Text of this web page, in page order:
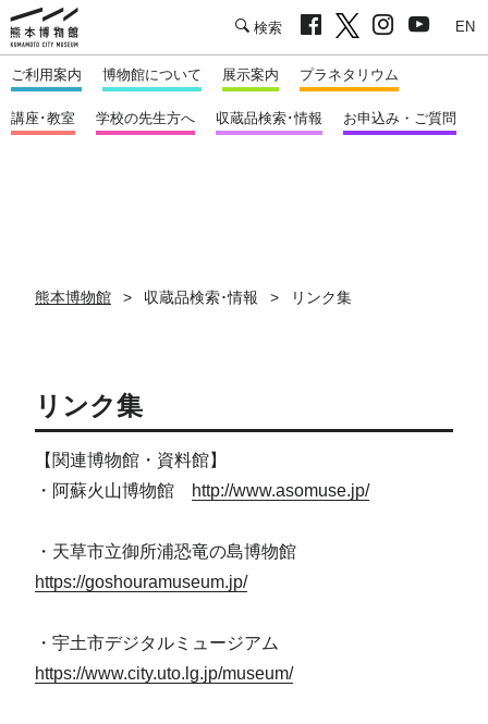
ご利用案内 博物館について 展示案内 プラネタリウム
講座･教室 学校の先生方へ 収蔵品検索･情報 お申込み・ご質問
facebook
twitter
English
熊本博物館 収蔵品検索･情報 リンク集
リンク集
【 関連博物館・資料館】
・阿蘇火山博物館
http://www.asomuse.jp/
・天草市立御所浦恐竜の島博物館
https://goshouramuseum.jp/
・宇土市デジタルミュージアム
https://www.city.uto.lg.jp/museum/